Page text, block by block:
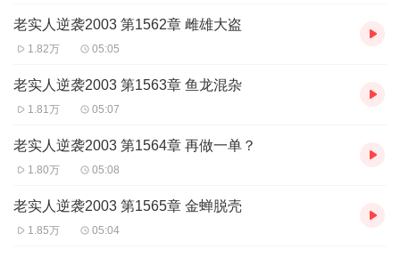
老实人逆袭2003 第1562章 雌雄大盗
1.82万 05:05
老实人逆袭2003 第1563章 鱼龙混杂
1.81万 05:07
老实人逆袭2003 第1564章 再做一单？
1.80万 05:08
老实人逆袭2003 第1565章 金蝉脱壳
1.85万 05:04